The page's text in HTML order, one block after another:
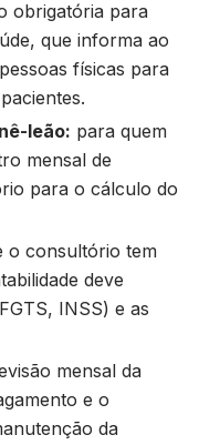
obrigatória para
que informa ao
físicas para
leão: para quem
mensal de
para o cálculo do
o consultório tem
deve
INSS) e as
mensal da
e o
da